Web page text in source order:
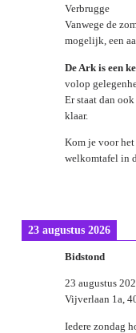
Verbrugge
Vanwege de
mogelijk, een
De Ark is een
volop
Er staat dan
klaar.
Kom je voor het
welkomtafel in
23 augustus 2026
Bidstond
23 augustus
Vijverlaan 1a,
Iedere zondag